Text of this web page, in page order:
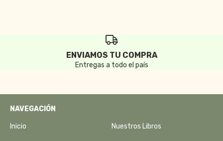
ENVIAMOS TU COMPRA
Entregas a todo el país
NAVEGACIÓN
Inicio Nuestros Libros